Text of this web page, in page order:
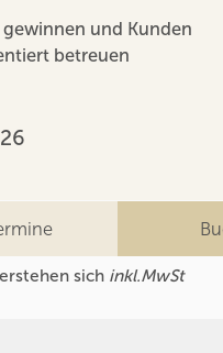
und Kunden
betreuen
sich inkl.MwSt